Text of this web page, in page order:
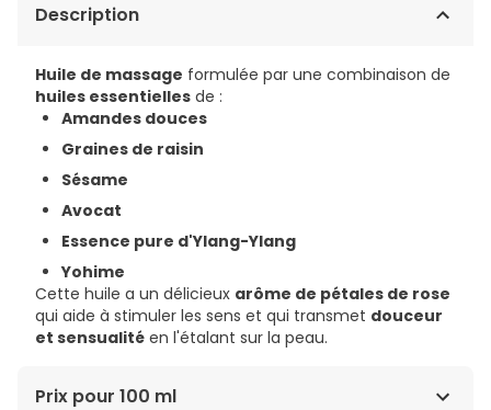
Description
Huile de massage formulée par une combinaison de
huiles essentielles de :
Amandes douces
Graines de raisin
Sésame
Avocat
Essence pure d'Ylang-Ylang
Yohime
Cette huile a un délicieux arôme de pétales de rose
qui aide à stimuler les sens et qui transmet douceur
et sensualité en l'étalant sur la peau.
Prix pour 100 ml